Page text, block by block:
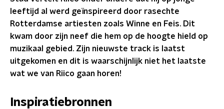
leeftijd al werd geïnspireerd door rasechte
Rotterdamse artiesten zoals Winne en Feis. Dit
kwam door zijn neef die hem op de hoogte hield op
muzikaal gebied. Zijn nieuwste track is laatst
uitgekomen en dit is waarschijnlijk niet het laatste
wat we van Riico gaan horen!
Inspiratiebronnen